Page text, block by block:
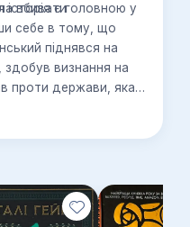
є головною у
вбивати
себе в тому, що
піднявся на
здобув визнання на
проти держави, яка
усього життя.